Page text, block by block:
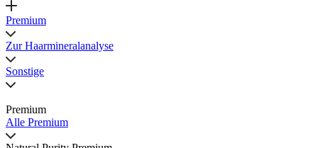
Premium
Zur Haarmineralanalyse
Sonstige
Premium
Alle Premium